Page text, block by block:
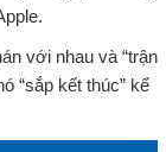
với nhau và “trận
“sắp kết thúc” kể